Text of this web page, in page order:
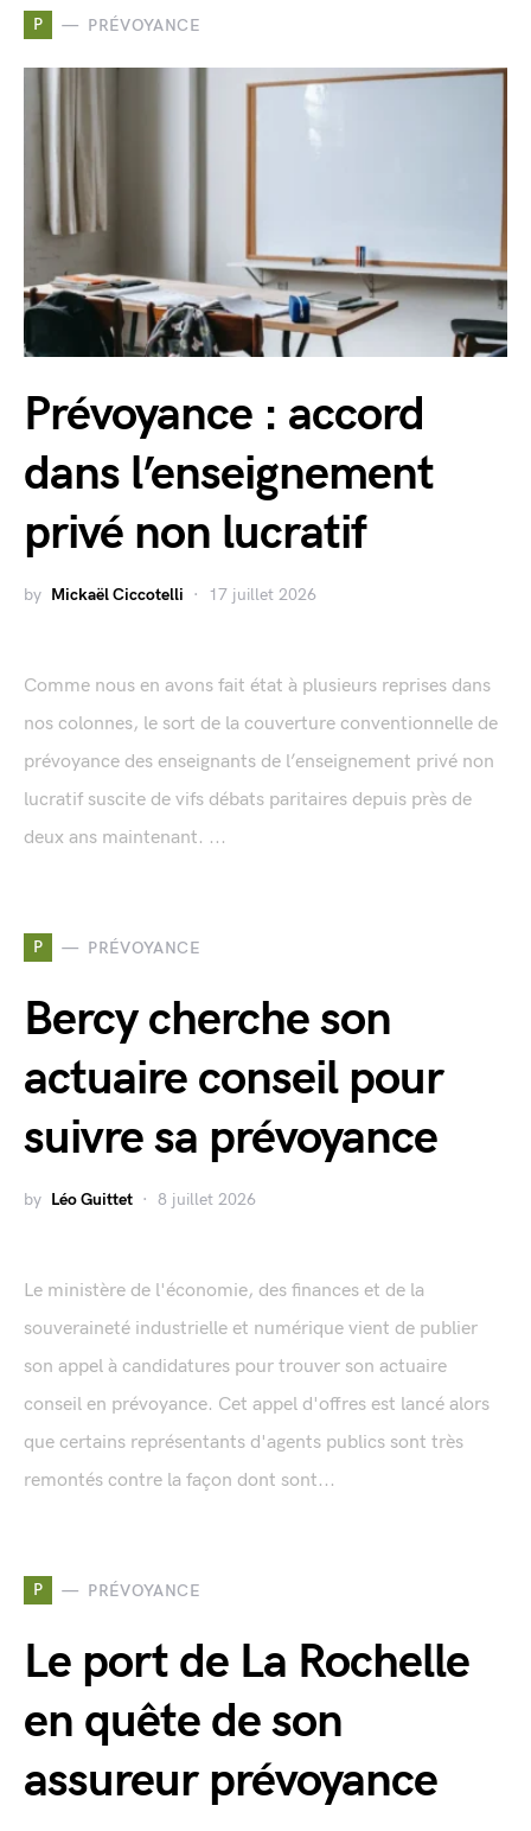
P PRÉVOYANCE
Prévoyance : accord
dans l’enseignement
privé non lucratif
by Mickaël Ciccotelli 17 juillet 2026
Comme nous en avons fait état à plusieurs reprises dans
nos colonnes, le sort de la couverture conventionnelle de
prévoyance des enseignants de l’enseignement privé non
lucratif suscite de vifs débats paritaires depuis près de
deux ans maintenant. ...
P PRÉVOYANCE
Bercy cherche son
actuaire conseil pour
suivre sa prévoyance
by Léo Guittet 8 juillet 2026
Le ministère de l'économie, des finances et de la
souveraineté industrielle et numérique vient de publier
son appel à candidatures pour trouver son actuaire
conseil en prévoyance. Cet appel d'offres est lancé alors
que certains représentants d'agents publics sont très
remontés contre la façon dont sont...
P PRÉVOYANCE
Le port de La Rochelle
en quête de son
assureur prévoyance